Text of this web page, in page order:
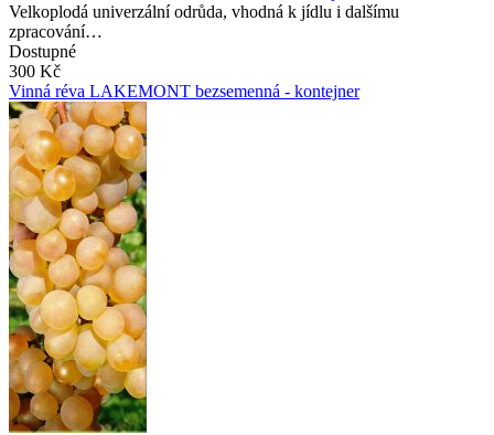
Velkoplodá univerzální odrůda, vhodná k jídlu i dalšímu
zpracování…
Dostupné
300 Kč
Vinná réva LAKEMONT bezsemenná - kontejner